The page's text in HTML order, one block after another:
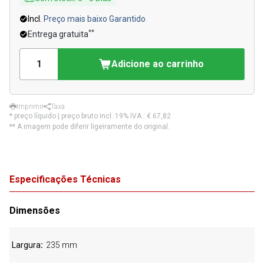
Incl.
Preço mais baixo Garantido
Entrega gratuita**
Adicione ao carrinho
Imprimir
Taxa
* preço líquido | preço bruto incl. 19% IVA.: € 67,82
** A imagem pode diferir ligeiramente do original.
Especificações Técnicas
Dimensões
Largura 235 mm